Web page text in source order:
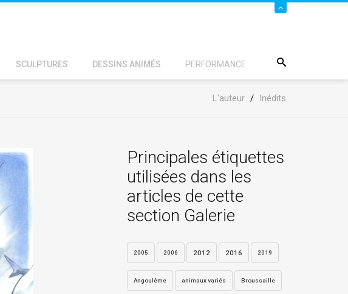
SCULPTURES DESSINS ANIMÉS PERFORMANCE
L'auteur / Inédits
Principales étiquettes
utilisées dans les
articles de cette
section Galerie
2005 2006 2012 2016 2019
Angoulême animaux variés Broussaille